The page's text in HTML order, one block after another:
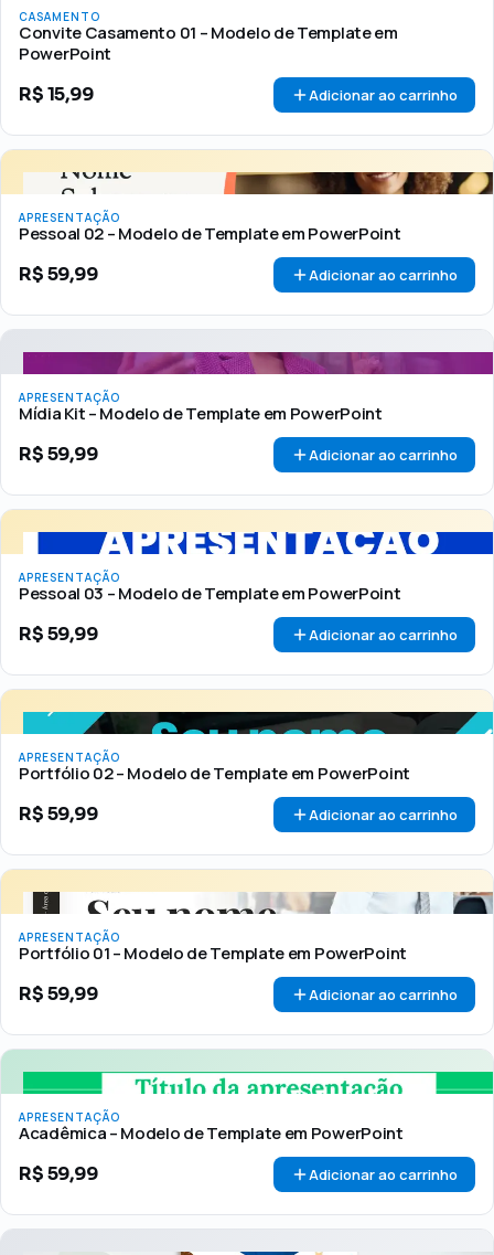
CASAMENTO
Convite Casamento 01 – Modelo de Template em
PowerPoint
R$15,99 Adicionar ao carrinho
APRESENTAÇÃO
Pessoal 02 – Modelo de Template em PowerPoint
R$59,99 Adicionar ao carrinho
APRESENTAÇÃO
Mídia Kit – Modelo de Template em PowerPoint
R$59,99 Adicionar ao carrinho
APRESENTAÇÃO
Pessoal 03 – Modelo de Template em PowerPoint
R$59,99 Adicionar ao carrinho
APRESENTAÇÃO
Portfólio 02 – Modelo de Template em PowerPoint
R$59,99 Adicionar ao carrinho
APRESENTAÇÃO
Portfólio 01 – Modelo de Template em PowerPoint
R$59,99 Adicionar ao carrinho
APRESENTAÇÃO
Acadêmica – Modelo de Template em PowerPoint
R$59,99 Adicionar ao carrinho